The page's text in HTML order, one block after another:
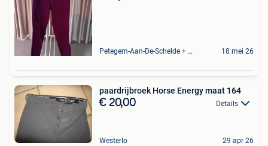
Petegem-Aan-De-Schelde + Deel Van Oudenaarde 18 mei 26
paardrijbroek Horse Energy maat 164
€ 20,00 Details
Westerlo 29 apr 26